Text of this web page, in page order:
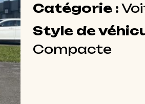
Catégorie :
Style de
Compacte